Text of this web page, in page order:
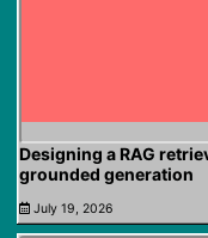
Designing a RAG
grounded generation
July 19, 2026